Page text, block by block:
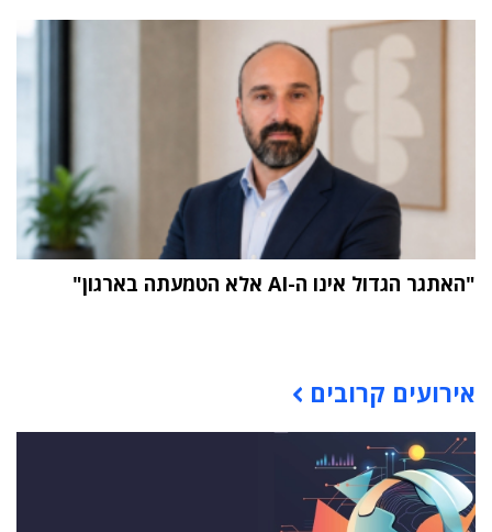
"האתגר הגדול אינו ה-AI אלא הטמעתה בארגון"
אירועים קרובים